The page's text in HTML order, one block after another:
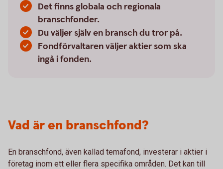
Det finns globala och regionala
branschfonder.
Du väljer själv en bransch du tror på.
Fondförvaltaren väljer aktier som ska
ingå i fonden.
Vad är en branschfond?
En branschfond, även kallad temafond, investerar i aktier i
företag inom ett eller flera specifika områden. Det kan till